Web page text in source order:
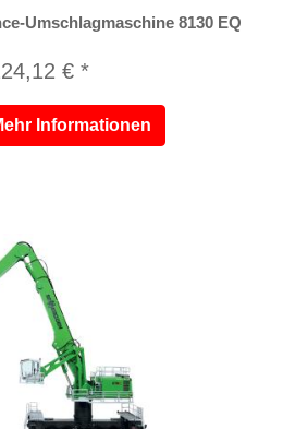
Umschlagmaschine 8130 EQ
€ *
Informationen